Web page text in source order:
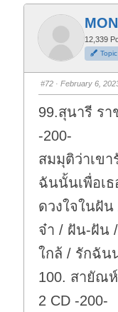
k
f
t
h
m
d
o
n
.
k
o
r
t
h
u
m
u
p
12,339
#72 · February 6,
99.สุนารี ร
-200-
สมมุติว่าเขา
ฉันนั้นเพื่อเธ
ดวงใจในฝั
จ๋า / ฝัน-ฝัน
ใกล้ / รักฉัน
100. สายัณ
2 CD -200-